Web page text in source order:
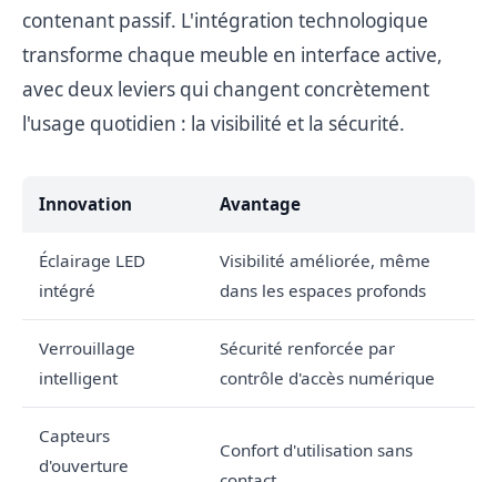
contenant passif. L'intégration technologique
transforme chaque meuble en interface active,
avec deux leviers qui changent concrètement
l'usage quotidien : la visibilité et la sécurité.
Innovation Avantage
Éclairage LED
intégré
Visibilité améliorée, même
dans les espaces profonds
Verrouillage
intelligent
Sécurité renforcée par
contrôle d'accès numérique
Capteurs
d'ouverture
Confort d'utilisation sans